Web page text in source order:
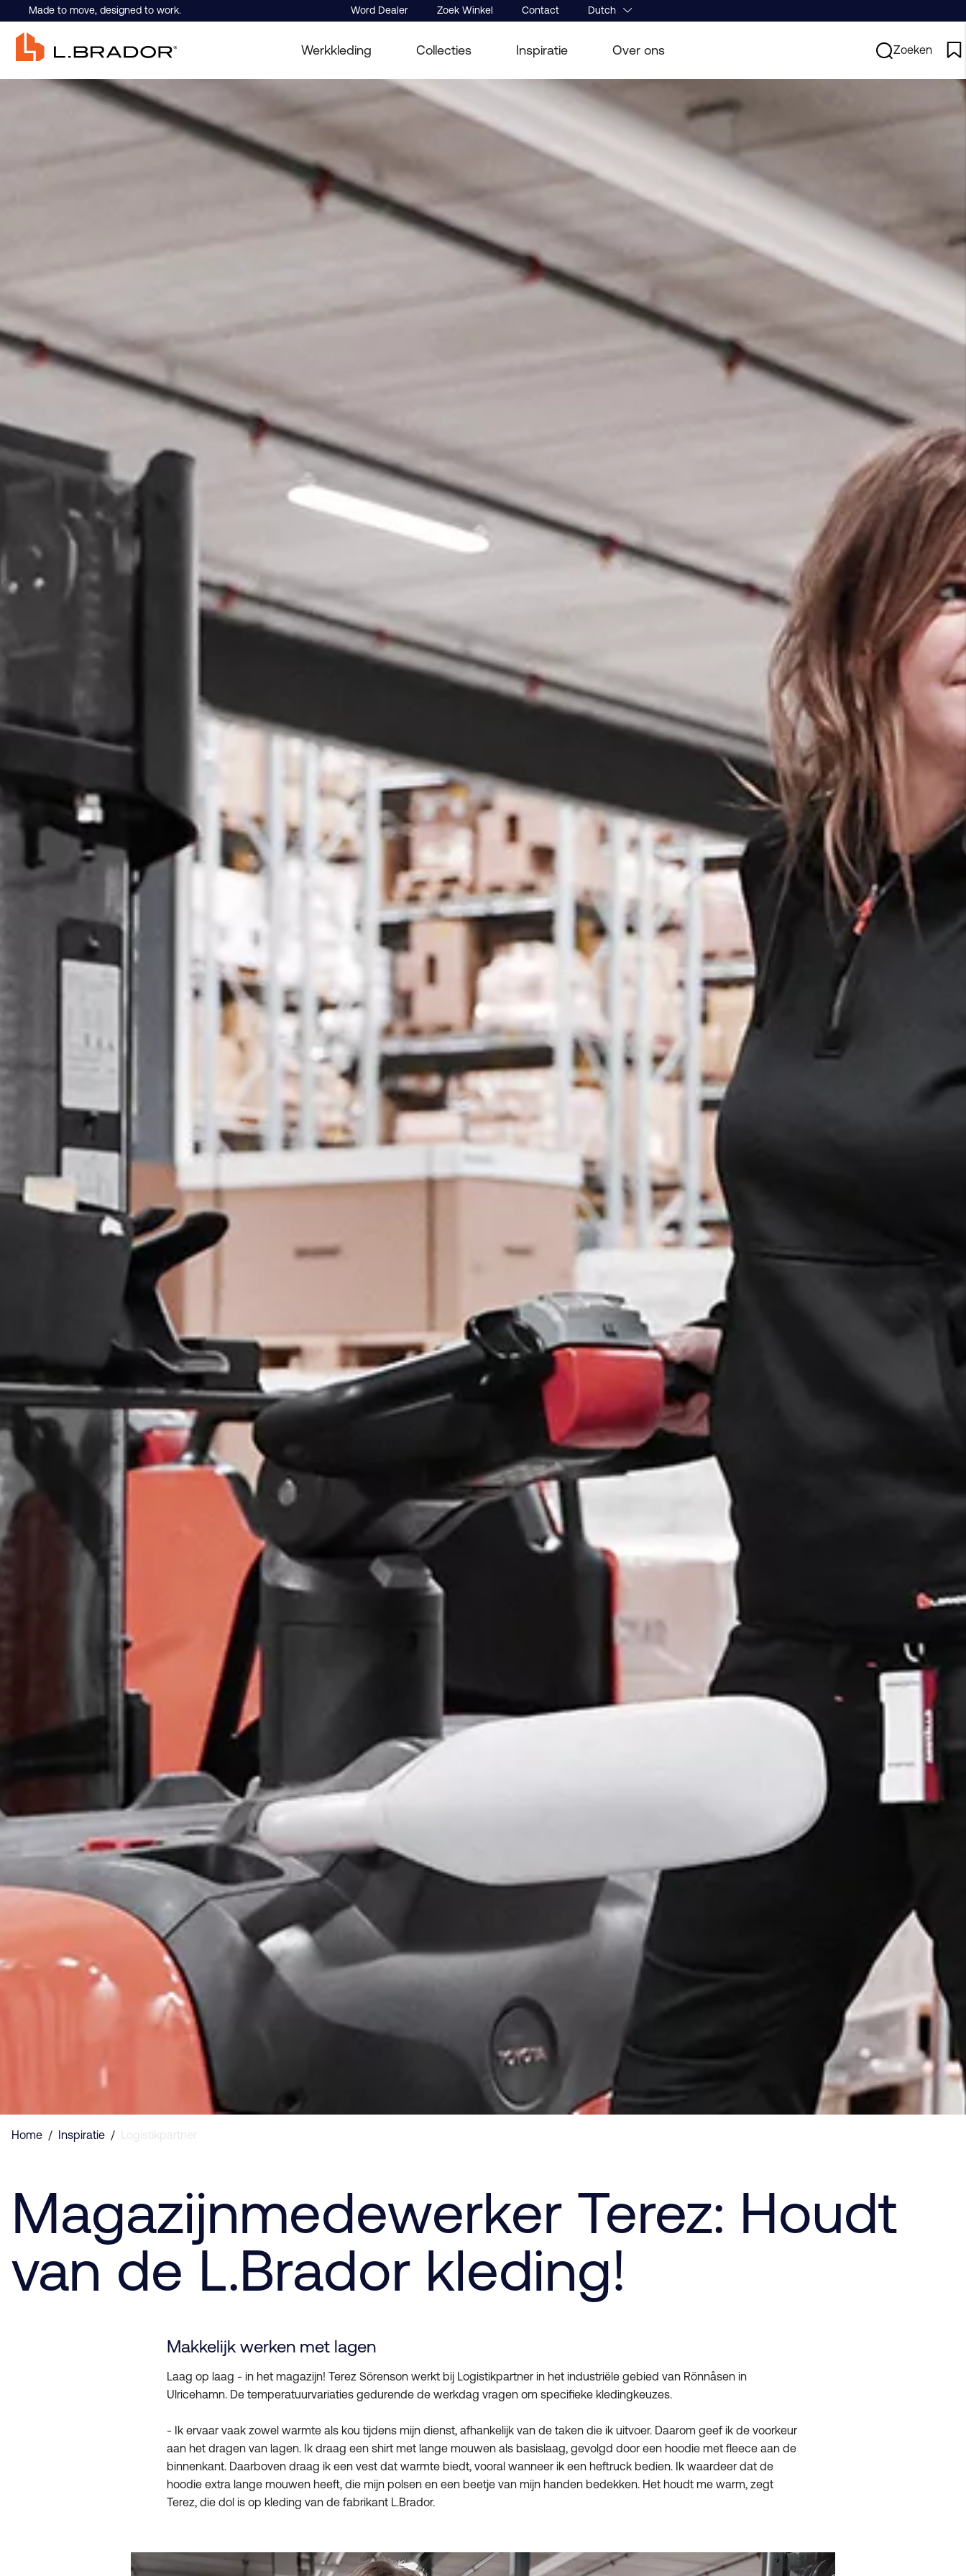
Made to move, designed to work. Word Dealer Zoek Winkel Contact Dutch
Werkkleding Collecties Inspiratie Over ons Zoeken
Home / Inspiratie / Logistikpartner
Magazijnmedewerker Terez: Houdt
van de L.Brador kleding!
Makkelijk werken met lagen
Laag op laag - in het magazijn! Terez Sörenson werkt bij Logistikpartner in het industriële gebied van Rönnåsen in
Ulricehamn. De temperatuurvariaties gedurende de werkdag vragen om specifieke kledingkeuzes.
- Ik ervaar vaak zowel warmte als kou tijdens mijn dienst, afhankelijk van de taken die ik uitvoer. Daarom geef ik de voorkeur
aan het dragen van lagen. Ik draag een shirt met lange mouwen als basislaag, gevolgd door een hoodie met fleece aan de
binnenkant. Daarboven draag ik een vest dat warmte biedt, vooral wanneer ik een heftruck bedien. Ik waardeer dat de
hoodie extra lange mouwen heeft, die mijn polsen en een beetje van mijn handen bedekken. Het houdt me warm, zegt
Terez, die dol is op kleding van de fabrikant L.Brador.